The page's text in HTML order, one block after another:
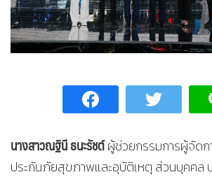
นางสาวณฐินี ธนะรัชต์ผู้ช่วยกรรมการผู้จัด
ประกันภัยสุขภาพและอุบัติเหตุ ส่วนบุคคล